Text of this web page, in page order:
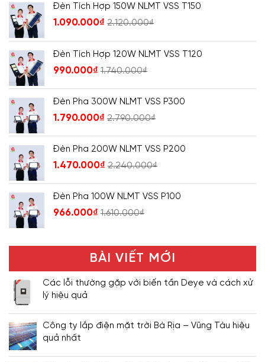
Đèn Tích Hợp 150W NLMT VSS T150
1.090.000₫ 2.120.000₫
Đèn Tích Hợp 120W NLMT VSS T120
990.000₫ 1.740.000₫
Đèn Pha 300W NLMT VSS P300
1.790.000₫ 2.790.000₫
Đèn Pha 200W NLMT VSS P200
1.470.000₫ 2.240.000₫
Đèn Pha 100W NLMT VSS P100
966.000₫ 1.610.000₫
BÀI VIẾT MỚI
Các lỗi thường gặp với biến tần Deye và cách xử
lý hiệu quả
Công ty lắp điện mặt trời Bà Rịa – Vũng Tàu hiệu
quả nhất